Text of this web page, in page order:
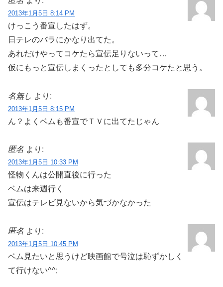
2013年1月5日 8:14 PM
けっこう番宣したはず。
日テレのバラにかなり出てた。
あれだけやってコケたら宣伝足りないって…
仮にもっと宣伝しまくったとしても多分コケたと思う。
名無し より:
2013年1月5日 8:15 PM
ん？よくベムも番宣でＴＶに出てたじゃん
匿名 より:
2013年1月5日 10:33 PM
怪物くんは公開直後に行った
ベムは来週行く
宣伝はテレビ見ないから気づかなかった
匿名 より:
2013年1月5日 10:45 PM
ベム見たいと思うけど映画館で号泣は恥ずかしく
て行けない^^;